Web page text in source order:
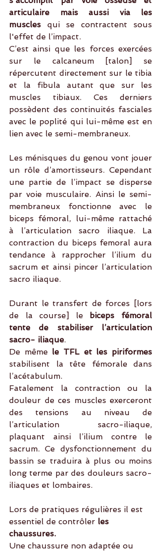
articulaire mais aussi via les
muscles qui se contractent sous
l'effet de l’impact.
C’est ainsi que les forces exercées
sur le calcaneum [talon] se
répercutent directement sur le tibia
et la fibula autant que sur les
muscles tibiaux. Ces derniers
possèdent des continuités fasciales
avec le poplité qui lui-même est en
lien avec le semi-membraneux.
Les ménisques du genou vont jouer
un rôle d’amortisseurs. Cependant
une partie de l’impact se disperse
par voie musculaire. Ainsi le semi-
membraneux fonctionne avec le
biceps fémoral, lui-même rattaché
à l’articulation sacro iliaque. La
contraction du biceps femoral aura
tendance à rapprocher l’ilium du
sacrum et ainsi pincer l’articulation
sacro iliaque.
Durant le transfert de forces [lors
de la course] le biceps fémoral
tente de stabiliser l’articulation
sacro- iliaque.
De même le TFL et les piriformes
stabilisent la tête fémorale dans
l’acétabulum.
Fatalement la contraction ou la
douleur de ces muscles exerceront
des tensions au niveau de
l’articulation sacro-iliaque,
plaquant ainsi l’ilium contre le
sacrum. Ce dysfonctionnement du
bassin se traduira à plus ou moins
long terme par des douleurs sacro-
iliaques et lombaires.
Lors de pratiques régulières il est
essentiel de contrôler les
chaussures.
Une chaussure non adaptée ou